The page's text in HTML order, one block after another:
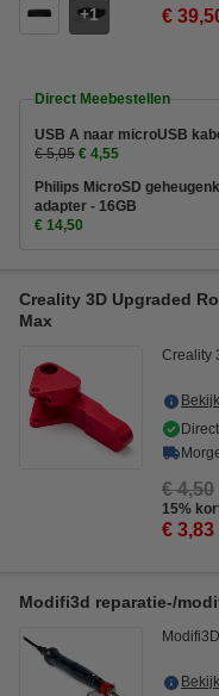
1 €
Direct Meebestellen
USB A naar microUSB
€ 5,05 € 4,55
Philips MicroSD
adapter - 16GB
€ 14,50
Creality 3D Upgraded
Max
Creality
€ 4,50
15%
€ 3,83
Modifi3d reparatie-/
Modifi3D